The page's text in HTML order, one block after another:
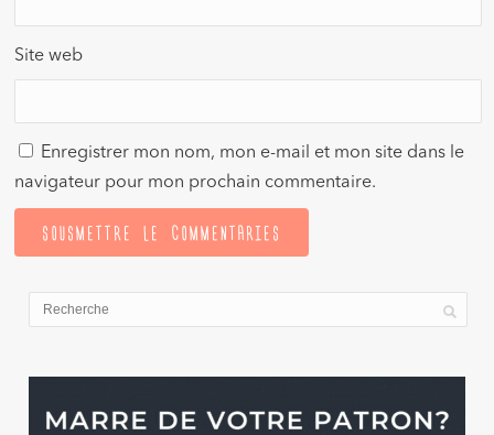
Site web
Enregistrer mon nom, mon e-mail et mon site dans le
navigateur pour mon prochain commentaire.